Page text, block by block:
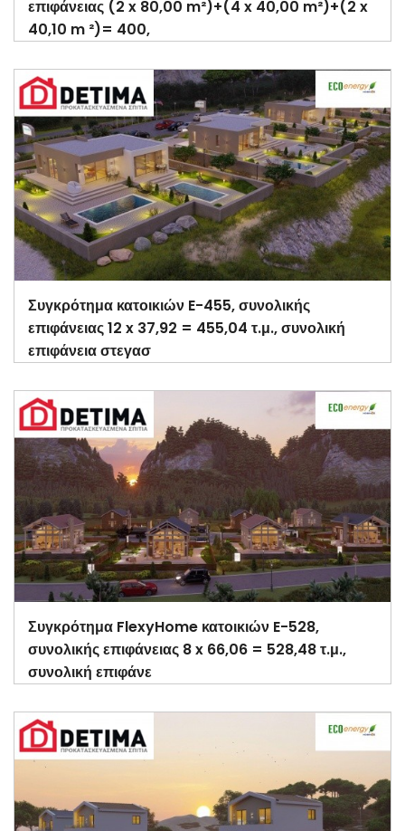
επιφάνειας (2 x 80,00 m²)+(4 x 40,00 m²)+(2 x
40,10 m ²)= 400,
Συγκρότημα κατοικιών E-455, συνολικής
επιφάνειας 12 x 37,92 = 455,04 τ.μ., συνολική
επιφάνεια στεγασ
Συγκρότημα FlexyHome κατοικιών E-528,
συνολικής επιφάνειας 8 x 66,06 = 528,48 τ.μ.,
συνολική επιφάνε